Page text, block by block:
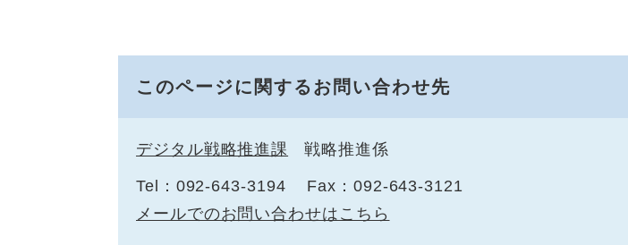
このページに関するお問い合わせ先
デジタル戦略推進課 戦略推進係
Tel：092-643-3194
Fax：092-643-3121
メールでのお問い合わせはこちら